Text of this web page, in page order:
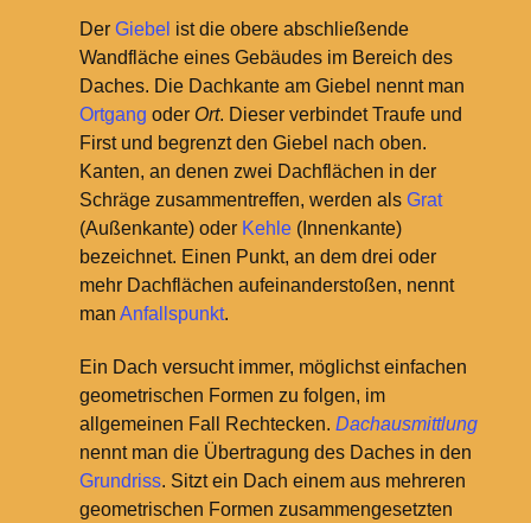
Der Giebel ist die obere abschließende
Wandfläche eines Gebäudes im Bereich des
Daches. Die Dachkante am Giebel nennt man
Ortgang oder Ort. Dieser verbindet Traufe und
First und begrenzt den Giebel nach oben.
Kanten, an denen zwei Dachflächen in der
Schräge zusammentreffen, werden als Grat
(Außenkante) oder Kehle(Innenkante)
bezeichnet. Einen Punkt, an dem drei oder
mehr Dachflächen aufeinanderstoßen, nennt
man Anfallspunkt.
Ein Dach versucht immer, möglichst einfachen
geometrischen Formen zu folgen, im
allgemeinen Fall Rechtecken. Dachausmittlung
nennt man die Übertragung des Daches in den
Grundriss. Sitzt ein Dach einem aus mehreren
geometrischen Formen zusammengesetzten